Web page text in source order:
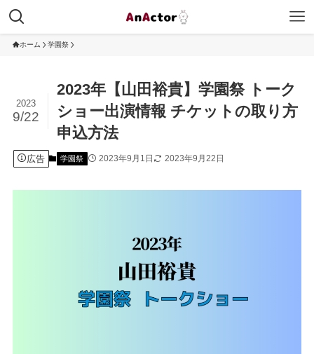
ホーム 学園祭
2023年【山田裕貴】学園祭 トーク
ショー出演情報 チケットの取り方
申込方法
2023
9/22
広告 学園祭 2023年9月1日 2023年9月22日